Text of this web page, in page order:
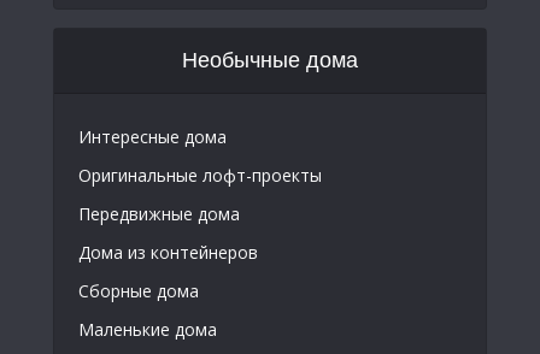
Необычные дома
Интересные дома
Оригинальные лофт-проекты
Передвижные дома
Дома из контейнеров
Сборные дома
Маленькие дома